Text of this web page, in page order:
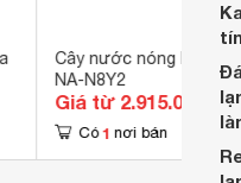
Cây nước nóng lạnh
NA-N8Y2
Giá từ 2.915.000 đ
Có 1 nơi bán